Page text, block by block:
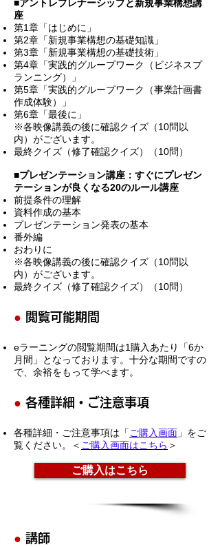
■アントレプレナーシップと新規事業構想講
座
第1章「はじめに」
第2章「新規事業構想の基礎知識」
第3章「新規事業構想の基礎技術」
第4章「実践的グループワーク（ビジネスプ
ランニング）」
第5章「実践的グループワーク（事業計画書
作成体験）」
第6章「最後に」
※各映像講義の後に確認クイズ（10問以
内）がございます。
最終クイズ（修了確認クイズ）（10問）
■プレゼンテーション講座：すぐにプレゼン
テーションが良くなる20のルール講座
前提条件の理解
資料作成の基本
プレゼンテーション発表の基本
番外編
おわりに
※各映像講義の後に確認クイズ（10問以
内）がございます。
最終クイズ（修了確認クイズ）（10問）
● 閲覧可能期間
eラーニングの閲覧期間は1購入あたり「6か
月間」となっております。十分な期間ですの
で、余裕をもって学べます。
● 各種詳細・ご注意事項
各種詳細・ご注意事項は「 ご購入画面 」をご
覧ください。＜ ご購入画面はこちら ＞
ご購入はこちら
● 講師